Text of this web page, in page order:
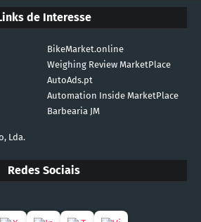
de Interesse
BikeMarket.online
Weighing Review MarketPlace
AutoAds.pt
Automation Inside MarketPlace
Barbearia JM
Lda.
Redes Sociais